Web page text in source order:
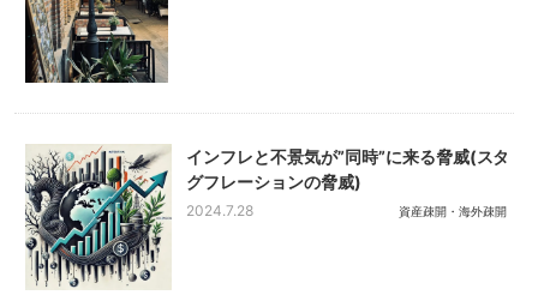
インフレと不景気が”同時”に来る脅威(スタ
グフレーションの脅威)
2024.7.28 資産疎開・海外疎開